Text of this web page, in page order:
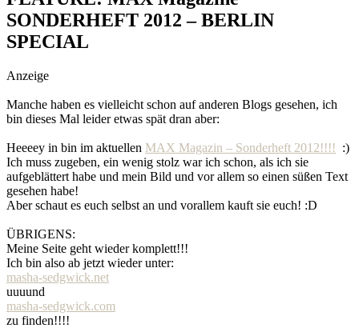
social topics
SONDERHEFT 2012 – BERLIN
SPECIAL
Anzeige
Manche haben es vielleicht schon auf anderen Blogs gesehen, ich
bin dieses Mal leider etwas spät dran aber:
Heeeey in bin im aktuellen MAX Magazin – Sonderheft 2012!!!! :)
Ich muss zugeben, ein wenig stolz war ich schon, als ich sie
aufgeblättert habe und mein Bild und vor allem so einen süßen Text
gesehen habe!
Aber schaut es euch selbst an und vorallem kauft sie euch! :D
ÜBRIGENS:
Meine Seite geht wieder komplett!!!
Ich bin also ab jetzt wieder unter:
masha-sedgwick.net
uuuund
masha-sedgwick.com
zu finden!!!!